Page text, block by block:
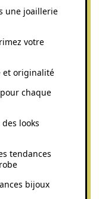
une joaillerie
votre
et originalité
chaque
looks
tendances
bijoux